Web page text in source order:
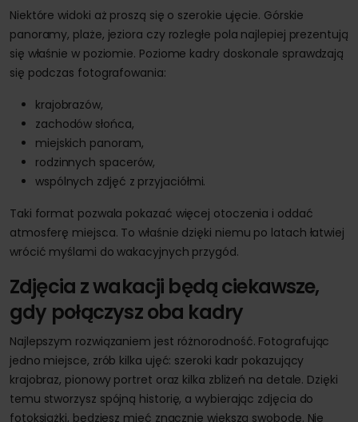
Niektóre widoki aż proszą się o szerokie ujęcie. Górskie
panoramy, plaże, jeziora czy rozległe pola najlepiej prezentują
się właśnie w poziomie. Poziome kadry doskonale sprawdzają
się podczas fotografowania:
krajobrazów,
zachodów słońca,
miejskich panoram,
rodzinnych spacerów,
wspólnych zdjęć z przyjaciółmi.
Taki format pozwala pokazać więcej otoczenia i oddać
atmosferę miejsca. To właśnie dzięki niemu po latach łatwiej
wrócić myślami do wakacyjnych przygód.
Zdjęcia z wakacji będą ciekawsze,
gdy połączysz oba kadry
Najlepszym rozwiązaniem jest różnorodność. Fotografując
jedno miejsce, zrób kilka ujęć: szeroki kadr pokazujący
krajobraz, pionowy portret oraz kilka zbliżeń na detale. Dzięki
temu stworzysz spójną historię, a wybierając zdjęcia do
fotoksiążki, będziesz mieć znacznie większą swobodę. Nie